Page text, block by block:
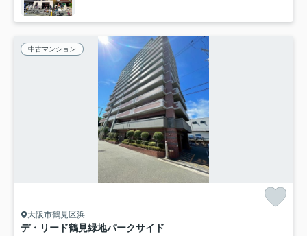
中古マンション
大阪市鶴見区浜
デ・リード鶴見緑地パークサイド